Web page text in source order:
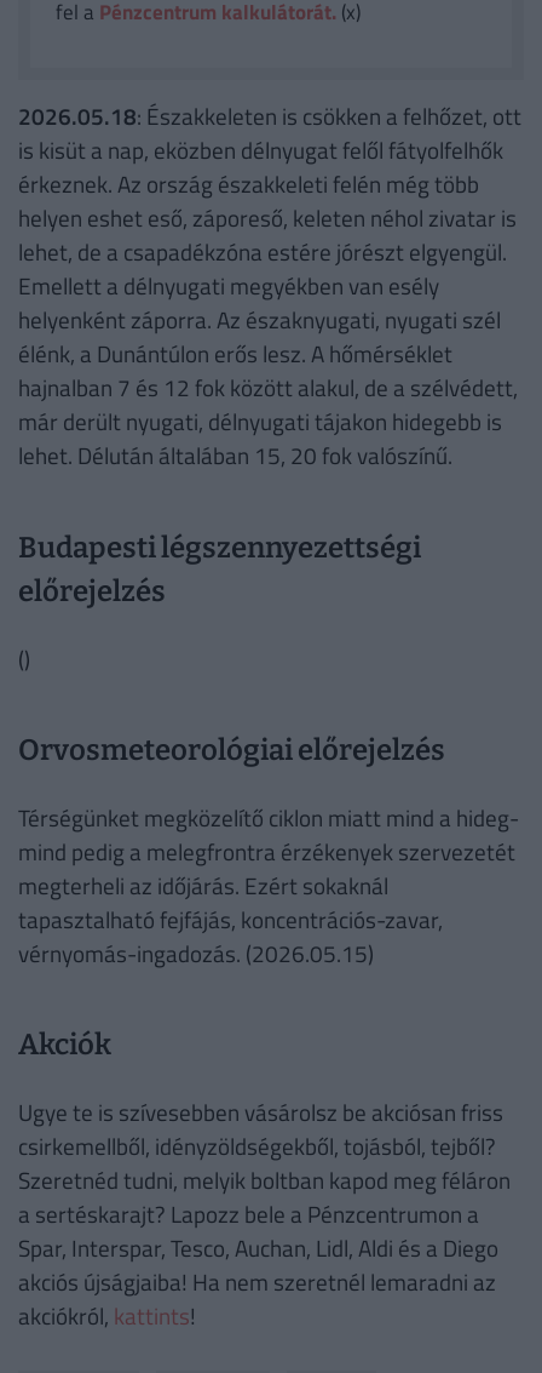
fel a Pénzcentrum kalkulátorát. (x)
2026.05.18: Északkeleten is csökken a felhőzet, ott
is kisüt a nap, eközben délnyugat felől fátyolfelhők
érkeznek. Az ország északkeleti felén még több
helyen eshet eső, záporeső, keleten néhol zivatar is
lehet, de a csapadékzóna estére jórészt elgyengül.
Emellett a délnyugati megyékben van esély
helyenként záporra. Az északnyugati, nyugati szél
élénk, a Dunántúlon erős lesz. A hőmérséklet
hajnalban 7 és 12 fok között alakul, de a szélvédett,
már derült nyugati, délnyugati tájakon hidegebb is
lehet. Délután általában 15, 20 fok valószínű.
Budapesti légszennyezettségi
előrejelzés
()
Orvosmeteorológiai előrejelzés
Térségünket megközelítő ciklon miatt mind a hideg-
mind pedig a melegfrontra érzékenyek szervezetét
megterheli az időjárás. Ezért sokaknál
tapasztalható fejfájás, koncentrációs-zavar,
vérnyomás-ingadozás. (2026.05.15)
Akciók
Ugye te is szívesebben vásárolsz be akciósan friss
csirkemellből, idényzöldségekből, tojásból, tejből?
Szeretnéd tudni, melyik boltban kapod meg féláron
a sertéskarajt? Lapozz bele a Pénzcentrumon a
Spar, Interspar, Tesco, Auchan, Lidl, Aldi és a Diego
akciós újságjaiba! Ha nem szeretnél lemaradni az
akciókról, kattints!